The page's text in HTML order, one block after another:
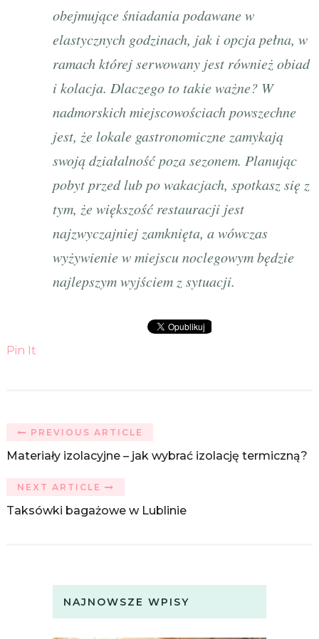
obejmujące śniadania podawane w
elastycznych godzinach, jak i opcja pełna, w
ramach której serwowany jest również obiad
i kolacja. Dlaczego to takie ważne? W
nadmorskich miejscowościach powszechne
jest, że lokale gastronomiczne zamykają
swoją działalność poza sezonem. Planując
pobyt przed lub po wakacjach, spotkasz się z
tym, że większość restauracji jest
najzwyczajniej zamknięta, a wówczas
wyżywienie w miejscu noclegowym będzie
najlepszym wyjściem z sytuacji.
Pin It
PREVIOUS ARTICLE
Materiały izolacyjne – jak wybrać izolację termiczną?
NEXT ARTICLE
Taksówki bagażowe w Lublinie
NAJNOWSZE WPISY